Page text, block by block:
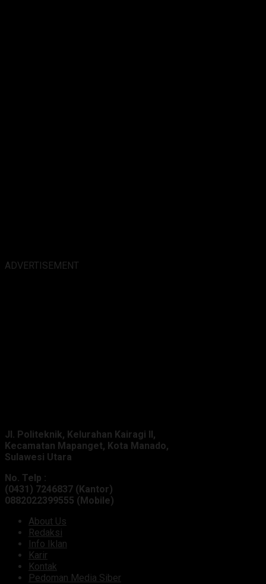
ADVERTISEMENT
Jl. Politeknik, Kelurahan Kairagi II,
Kecamatan Mapanget, Kota Manado,
Sulawesi Utara
No. Telp :
(0431) 7246837 (Kantor)
0882022399555 (Mobile)
About Us
Redaksi
Info Iklan
Karir
Kontak
Pedoman Media Siber